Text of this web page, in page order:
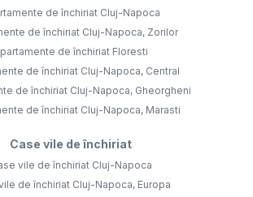
de închiriat Cluj-Napoca
de închiriat Cluj-Napoca, Zorilor
de închiriat Floresti
de închiriat Cluj-Napoca, Central
de închiriat Cluj-Napoca, Gheorgheni
de închiriat Cluj-Napoca, Marasti
Case vile de închiriat
vile de închiriat Cluj-Napoca
de închiriat Cluj-Napoca, Europa